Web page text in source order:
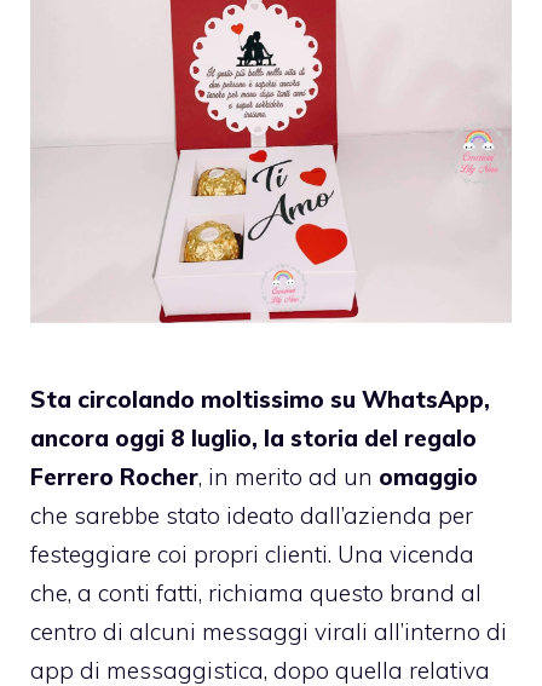
Sta circolando moltissimo su WhatsApp,
ancora oggi 8 luglio, la storia del regalo
Ferrero Rocher, in merito ad un omaggio
che sarebbe stato ideato dall’azienda per
festeggiare coi propri clienti. Una vicenda
che, a conti fatti, richiama questo brand al
centro di alcuni messaggi virali all’interno di
app di messaggistica, dopo quella relativa